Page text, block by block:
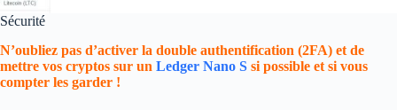
Sécurité
N’oubliez pas d’activer la double authentification (2FA) et de
mettre vos cryptos sur un Ledger Nano S si possible et si vous
compter les garder !